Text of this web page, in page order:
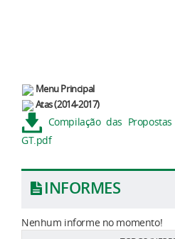
Menu Principal
Atas (2014-2017)
Compilação das
GT.pdf
INFORMES
Nenhum informe no momento!